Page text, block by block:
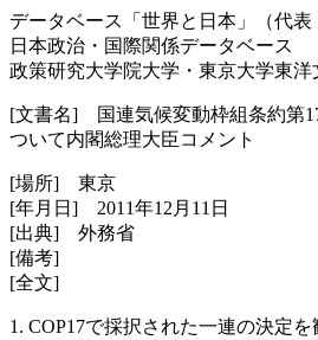
データベース「世界と日本」（代表
日本政治・国際関係データベース
政策研究大学院大学・東京大学東洋
[文書名] 国連気候変動枠組条約第
ついて内閣総理大臣コメント
[場所] 東京
[年月日] 2011年12月11日
[出典] 外務省
[備考]
[全文]
1. COP17で採択された一連の決定